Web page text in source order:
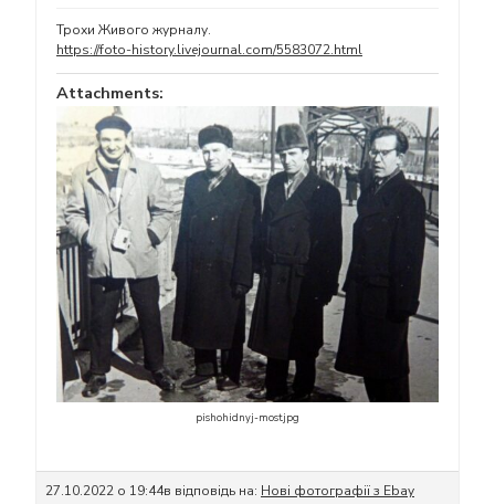
Трохи Живого журналу.
https://foto-history.livejournal.com/5583072.html
Attachments:
pishohidnyj-most.jpg
27.10.2022 о 19:44в відповідь на: Нові фотографії з Ebay